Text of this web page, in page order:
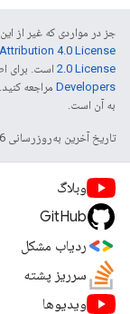
جز در مواردی که غیر از
4.0 License
2.0 License است. برای
Developers‏
به آن است.
تاریخ آخرین به‌روزرسانی 2026-05-04 به‌وقت ساعت هماهنگ جهانی.
وبلاگ
GitHub
ردیاب مشکل
سرریز پشته
ویدیوها